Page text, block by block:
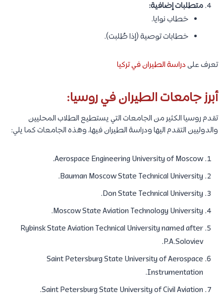
متطلبات إضافية:
خطاب نوايا.
خطابات توصية (إذا طُلبت).
تعرف علىدراسة الطيران في تركيا
أبرز جامعات الطيران في روسيا:
تقدم روسيا الكثير من الجامعات التي يستطيع الطلاب المحليين
والدوليين التقدم اليها ودراسة الطيران فيها، وهذه الجامعات كما يلي:
Aerospace Engineering University of Moscow.
Bauman Moscow State Technical University.
Don State Technical University.
Moscow State Aviation Technology University.
Rybinsk State Aviation Technical University named after
P.A.Soloviev.
Saint Petersburg State University of Aerospace
Instrumentation.
Saint Petersburg State University of Civil Aviation.